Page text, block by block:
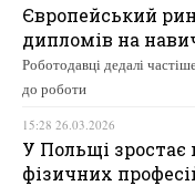
Європейський
дипломів на
Роботодавці дедалі
до роботи
15:28 26.03.2026
У Польщі зростає
фізичних